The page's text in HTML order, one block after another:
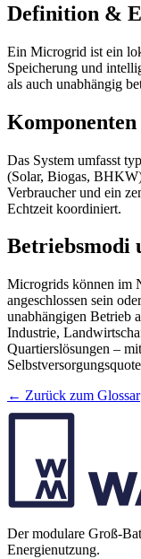
Definition &
Ein Microgrid ist ein
Speicherung und
als auch unabhängig
Komponenten
Das System umfasst
(Solar, Biogas,
Verbraucher und ein
Echtzeit koordiniert.
Betriebsmodi
Microgrids können im
angeschlossen sein
unabhängigen Betrieb
Industrie,
Quartierslösungen –
← Zurück zum Glossar
Der modulare Groß-
Energienutzung.